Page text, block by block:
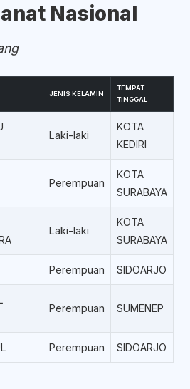
Nasional
JENIS KELAMIN
TEMPAT
TINGGAL
Laki-laki
KOTA
KEDIRI
Perempuan
KOTA
SURABAYA
Laki-laki
KOTA
SURABAYA
Perempuan SIDOARJO
Perempuan SUMENEP
Perempuan SIDOARJO